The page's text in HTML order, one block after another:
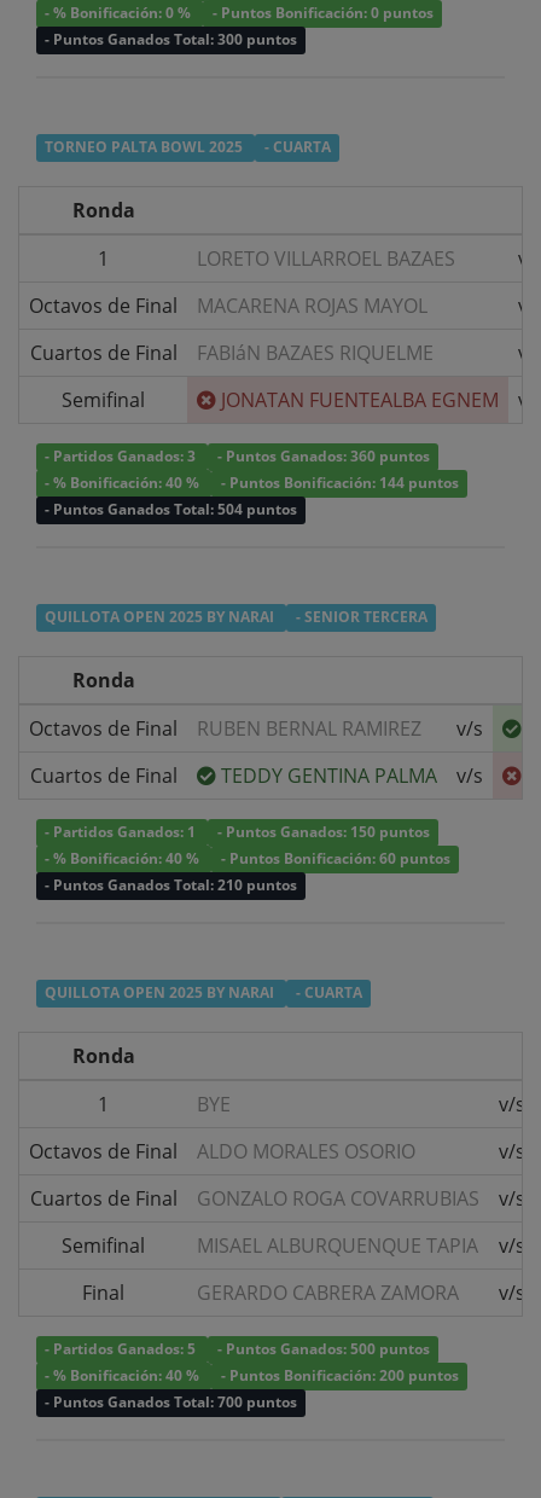
- % Bonificación: 0 %
- Puntos Bonificación: 0 puntos
- Puntos Ganados Total: 300 puntos
TORNEO PALTA BOWL 2025 - CUARTA
Ronda
1
LORETO VILLARROEL BAZAES
v/
Octavos de Final
MACARENA ROJAS MAYOL
v/
Cuartos de Final
FABIáN BAZAES RIQUELME
v/
Semifinal
JONATAN FUENTEALBA EGNEM v/
- Partidos Ganados: 3
- Puntos Ganados: 360 puntos
- % Bonificación: 40 %
- Puntos Bonificación: 144 puntos
- Puntos Ganados Total: 504 puntos
QUILLOTA OPEN 2025 BY NARAI - SENIOR TERCERA
Ronda
Octavos de Final
RUBEN BERNAL RAMIREZ v/s
Cuartos de Final
TEDDY GENTINA PALMA v/s
- Partidos Ganados: 1
- Puntos Ganados: 150 puntos
- % Bonificación: 40 %
- Puntos Bonificación: 60 puntos
- Puntos Ganados Total: 210 puntos
QUILLOTA OPEN 2025 BY NARAI - CUARTA
Ronda
1
BYE
v/s
Octavos de Final
ALDO MORALES OSORIO
v/s
Cuartos de Final
GONZALO ROGA COVARRUBIAS
v/s
Semifinal
MISAEL ALBURQUENQUE TAPIA
v/s
Final
GERARDO CABRERA ZAMORA v/s
- Partidos Ganados: 5
- Puntos Ganados: 500 puntos
- % Bonificación: 40 %
- Puntos Bonificación: 200 puntos
- Puntos Ganados Total: 700 puntos